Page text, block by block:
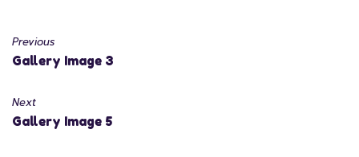
Previous
Gallery Image 3
Next
Gallery Image 5